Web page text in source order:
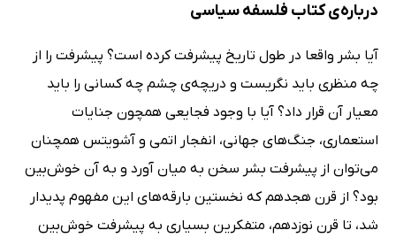
درباره‌ی کتاب فلسفه سیاسی
آیا بشر واقعا در طول تاریخ پیشرفت کرده است؟ پیشرفت را از
چه منظری باید نگریست و دریچه‌ی چشم چه کسانی را باید
معیار آن قرار داد؟ آیا با وجود فجایعی همچون جنایات
استعماری، جنگ‌های جهانی، انفجار اتمی و آشویتس همچنان
می‌توان از پیشرفت بشر سخن به میان آورد و به آن خوش‌بین
بود؟ از قرن هجدهم که نخستین بارقه‌های این مفهوم پدیدار
شد، تا قرن نوزدهم، متفکرین بسیاری به پیشرفت خوش‌بین